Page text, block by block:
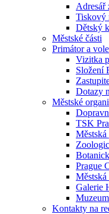
Adresář
Tiskový
Dětský
Městské části
Primátor a
Vizitka
Složení
Dotazy
Městské
TSK
Prague
Galerie
Kontakty na